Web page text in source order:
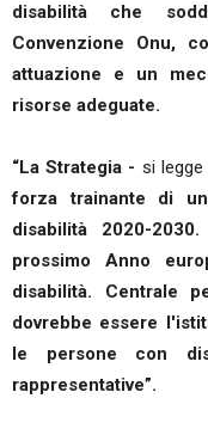
disabilità che
Convenzione Onu,
attuazione e un
risorse adeguate.
“La Strategia - si
forza trainante di
disabilità 2020-
prossimo Anno
disabilità. Centrale
dovrebbe essere
le persone con
rappresentative”.